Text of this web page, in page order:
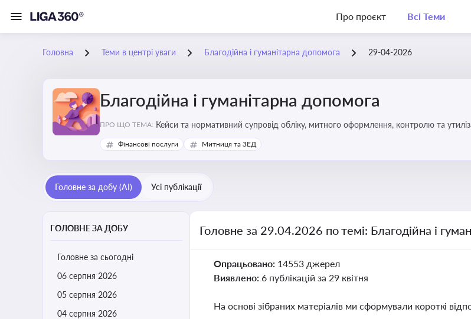
Про проєкт Всі Теми
Головна Теми в центрі уваги Благодійна і гуманітарна допомога 29-04-2026
Благодійна і гуманітарна допомога
ПРО ЩО ТЕМА: Кейси та нормативний супровід обліку, митного оформлення, контролю та
Фінансові послуги Митниця та ЗЕД
Головне за добу (AI) Усі публікації
ГОЛОВНЕ ЗА ДОБУ
Головне за сьогодні
06 серпня 2026
05 серпня 2026
04 серпня 2026
Головне за 29.04.2026 по темі: Благодійна і
Опрацьовано: 14553 джерел
Виявлено: 6 публікацій за 29 квітня
На основі зібраних матеріалів ми сформували короткі